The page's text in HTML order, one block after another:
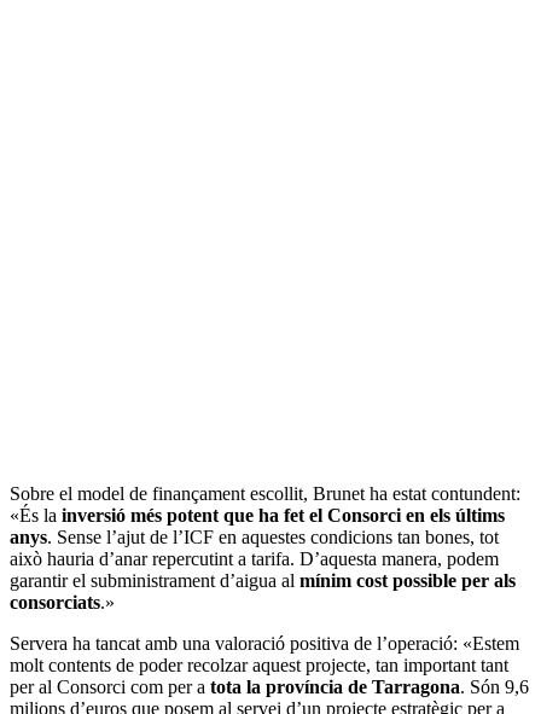
Sobre el model de finançament escollit, Brunet ha estat contundent:
«És la inversió més potent que ha fet el Consorci en els últims
anys. Sense l’ajut de l’ICF en aquestes condicions tan bones, tot
això hauria d’anar repercutint a tarifa. D’aquesta manera, podem
garantir el subministrament d’aigua al mínim cost possible per als
consorciats.»
Servera ha tancat amb una valoració positiva de l’operació: «Estem
molt contents de poder recolzar aquest projecte, tan important tant
per al Consorci com per a tota la província de Tarragona. Són 9,6
milions d’euros que posem al servei d’un projecte estratègic per a